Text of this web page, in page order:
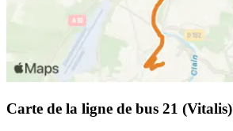
Carte de la ligne de bus 21 (Vitalis)